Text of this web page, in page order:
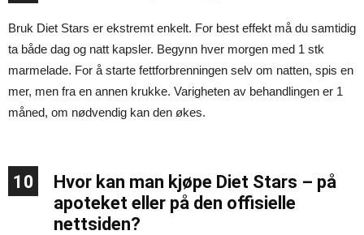
Bruk Diet Stars er ekstremt enkelt. For best effekt må du samtidig
ta både dag og natt kapsler. Begynn hver morgen med 1 stk
marmelade. For å starte fettforbrenningen selv om natten, spis en
mer, men fra en annen krukke. Varigheten av behandlingen er 1
måned, om nødvendig kan den økes.
10
Hvor kan man kjøpe Diet Stars – på
apoteket eller på den offisielle
nettsiden?